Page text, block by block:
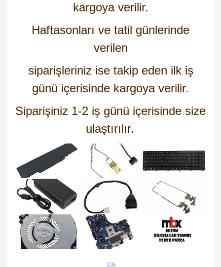
kargoya verilir.
Haftasonları ve tatil günlerinde
verilen
siparişleriniz ise takip eden ilk iş
günü içerisinde kargoya verilir.
Siparişiniz 1-2 iş günü içerisinde size
ulaştırılır.